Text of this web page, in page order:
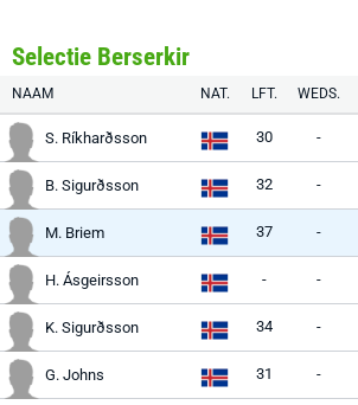
Selectie Berserkir
NAAM NAT. LFT. WEDS.
S. Ríkharðsson 30 -
B. Sigurðsson 32 -
M. Briem 37 -
H. Ásgeirsson - -
K. Sigurðsson 34 -
G. Johns 31 -